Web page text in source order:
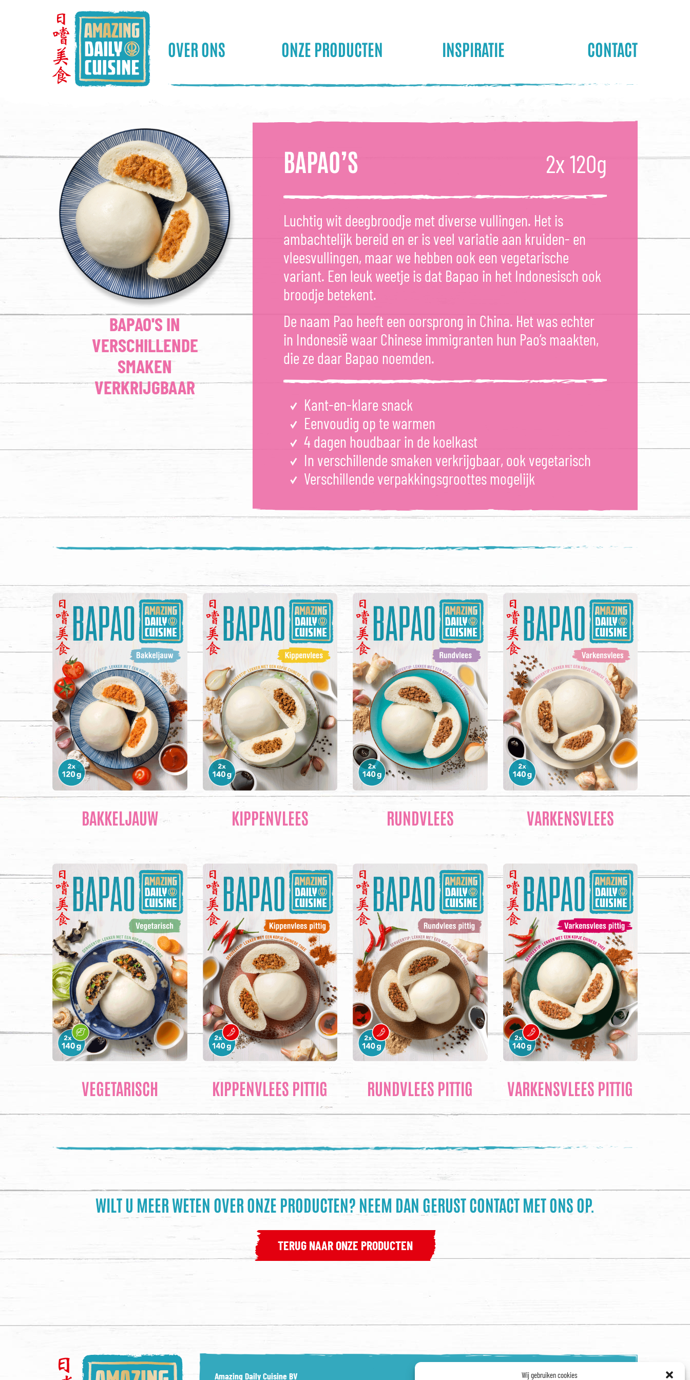
Wij gebruiken cookies
OVER ONS ONZE PRODUCTEN INSPIRATIE CONTACT
BAPAO'S IN
VERSCHILLENDE
SMAKEN
VERKRIJGBAAR
BAPAO’S 2x 120g
Luchtig wit deegbroodje met diverse vullingen. Het is
ambachtelijk bereid en er is veel variatie aan kruiden- en
vleesvullingen, maar we hebben ook een vegetarische
variant. Een leuk weetje is dat Bapao in het Indonesisch ook
broodje betekent.
De naam Pao heeft een oorsprong in China. Het was echter
in Indonesië waar Chinese immigranten hun Pao’s maakten,
die ze daar Bapao noemden.
Kant-en-klare snack
Eenvoudig op te warmen
4 dagen houdbaar in de koelkast
In verschillende smaken verkrijgbaar, ook vegetarisch
Verschillende verpakkingsgroottes mogelijk
BAKKELJAUW KIPPENVLEES RUNDVLEES VARKENSVLEES
VEGETARISCH KIPPENVLEES PITTIG RUNDVLEES PITTIG VARKENSVLEES PITTIG
WILT U MEER WETEN OVER ONZE PRODUCTEN? NEEM DAN GERUST CONTACT MET ONS OP.
TERUG NAAR ONZE PRODUCTEN
Amazing Daily Cuisine BV Onze vacatures